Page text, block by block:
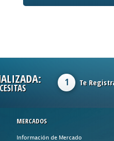
1 Te
MERCADOS
Información de Mercado